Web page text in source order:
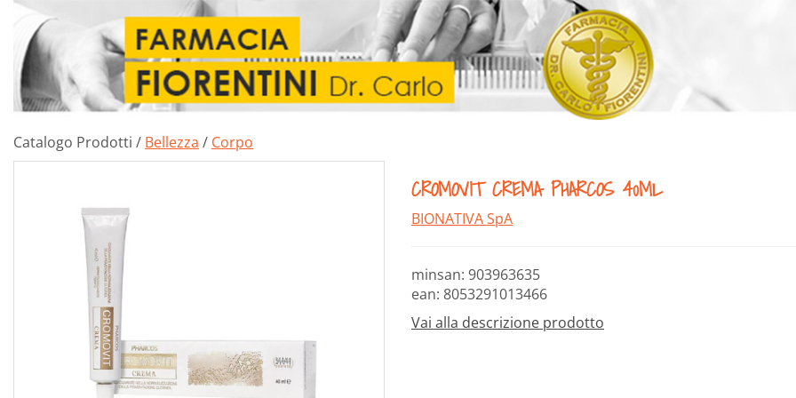
Catalogo Prodotti / Bellezza / Corpo
CROMOVIT CREMA PHARCOS 40ML
BIONATIVA SpA
minsan: 903963635
ean: 8053291013466
Vai alla descrizione prodotto